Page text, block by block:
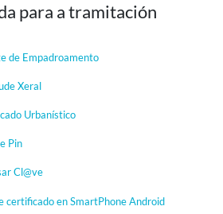
para a tramitación
de Empadroamento
Xeral
Urbanístico
Pin
Cl@ve
certificado en SmartPhone Android